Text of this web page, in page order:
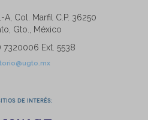
A, Col. Marfil C.P. 36250
Gto., México
7320006 Ext. 5538
de interés: